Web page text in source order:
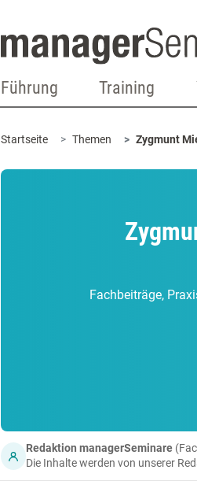
Führung Training
Startseite Themen Zygmunt
Fachbeiträge,
Redaktion managerSeminare
Die Inhalte werden von unserer